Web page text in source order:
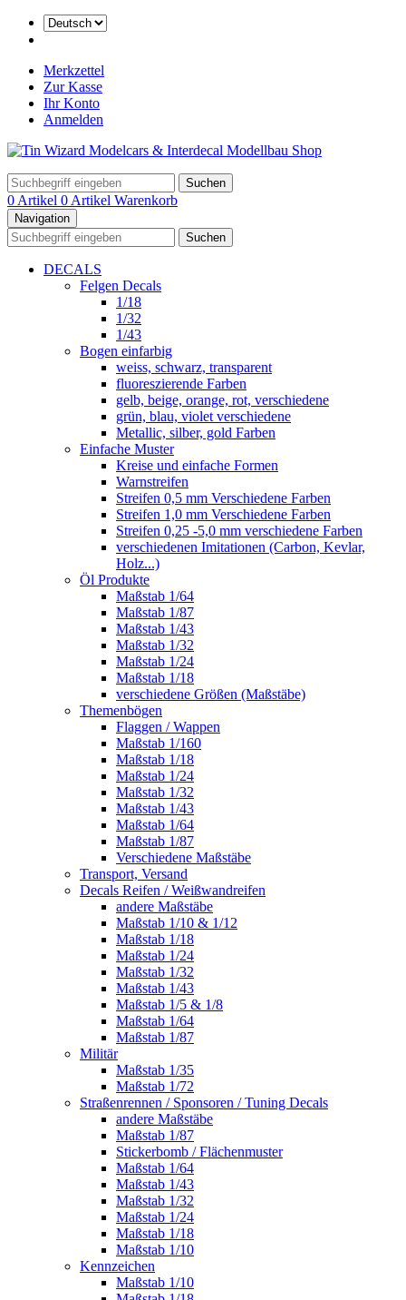
Merkzettel
Zur Kasse
Ihr Konto
Anmelden
Suchen
0 Artikel 0 Artikel Warenkorb
Navigation
Suchen
DECALS
Felgen Decals
1/18
1/32
1/43
Bogen einfarbig
weiss, schwarz, transparent
fluoreszierende Farben
gelb, beige, orange, rot, verschiedene
grün, blau, violet verschiedene
Metallic, silber, gold Farben
Einfache Muster
Kreise und einfache Formen
Warnstreifen
Streifen 0,5 mm Verschiedene Farben
Streifen 1,0 mm Verschiedene Farben
Streifen 0,25 -5,0 mm verschiedene Farben
verschiedenen Imitationen (Carbon, Kevlar,
Holz...)
Öl Produkte
Maßstab 1/64
Maßstab 1/87
Maßstab 1/43
Maßstab 1/32
Maßstab 1/24
Maßstab 1/18
verschiedene Größen (Maßstäbe)
Themenbögen
Flaggen / Wappen
Maßstab 1/160
Maßstab 1/18
Maßstab 1/24
Maßstab 1/32
Maßstab 1/43
Maßstab 1/64
Maßstab 1/87
Verschiedene Maßstäbe
Transport, Versand
Decals Reifen / Weißwandreifen
andere Maßstäbe
Maßstab 1/10 & 1/12
Maßstab 1/18
Maßstab 1/24
Maßstab 1/32
Maßstab 1/43
Maßstab 1/5 & 1/8
Maßstab 1/64
Maßstab 1/87
Militär
Maßstab 1/35
Maßstab 1/72
Straßenrennen / Sponsoren / Tuning Decals
andere Maßstäbe
Maßstab 1/87
Stickerbomb / Flächenmuster
Maßstab 1/64
Maßstab 1/43
Maßstab 1/32
Maßstab 1/24
Maßstab 1/18
Maßstab 1/10
Kennzeichen
Maßstab 1/10